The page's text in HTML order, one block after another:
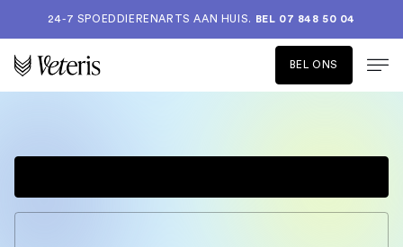
24-7 SPOEDDIERENARTS AAN HUIS. BEL 07 848 50 04
BEL ONS